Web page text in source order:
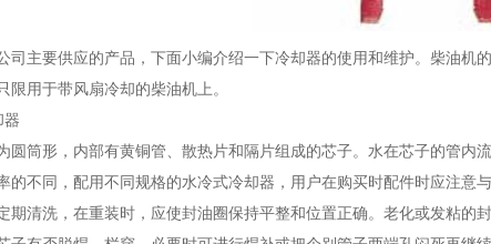
司主要供应的产品，下面小编介绍一下冷却器的使用和维护。柴油机
限用于带风扇冷却的柴油机上。
器
圆筒形，内部有黄铜管、散热片和隔片组成的芯子。水在芯子的管内
的不同，配用不同规格的水冷式冷却器，用户在购买时配件时应注意与
期清洗，在重装时，应使封油圈保持平整和位置正确。老化或发粘的